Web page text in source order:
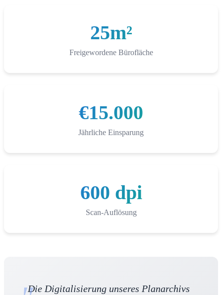
25m²
Freigewordene Bürofläche
€15.000
Jährliche Einsparung
600 dpi
Scan-Auflösung
Die Digitalisierung unseres Planarchivs